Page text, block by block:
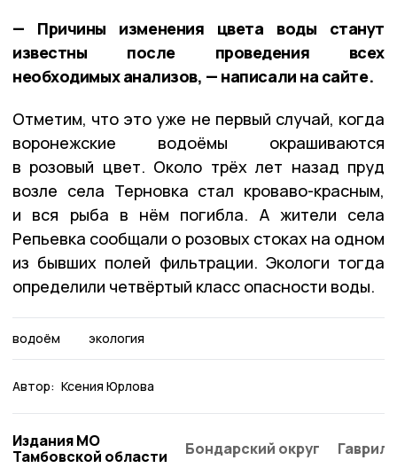
— Причины изменения цвета воды станут
известны после проведения всех
необходимых анализов, — написали на сайте.
Отметим, что это уже не первый случай, когда
воронежские водоёмы окрашиваются
в розовый цвет. Около трёх лет назад пруд
возле села Терновка стал кроваво-красным,
и вся рыба в нём погибла. А жители села
Репьевка сообщали о розовых стоках на одном
из бывших полей фильтрации. Экологи тогда
определили четвёртый класс опасности воды.
водоём экология
Автор: Ксения Юрлова
Издания МО
Тамбовской области
Бондарский округ